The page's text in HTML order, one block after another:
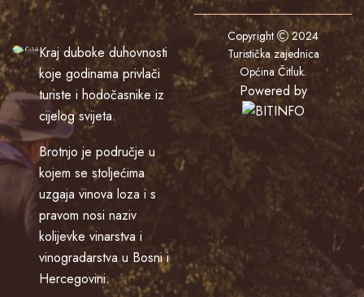
Kraj duboke duhovnosti
koje godinama privlači
turiste i hodočasnike iz
cijelog svijeta.
Brotnjo je područje u
kojem se stoljećima
uzgaja vinova loza i s
pravom nosi naziv
kolijevke vinarstva i
vinogradarstva u Bosni i
Hercegovini.
Copyright
2024
Turistička zajednica
Općina Čitluk.
Powered by